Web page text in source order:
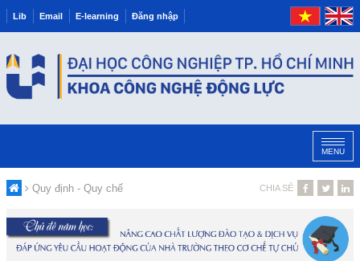
Lib Email E-learning Đăng nhập
MENU
Quy định - Quy chế CHIA SẺ